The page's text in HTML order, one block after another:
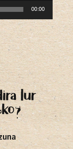
00:00
lur